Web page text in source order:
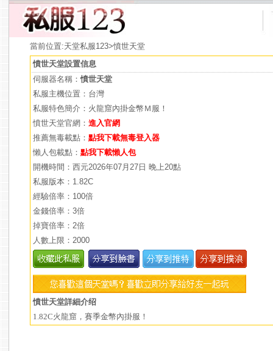
當前位置:天堂私服123>憤世天堂
憤世天堂設置信息
伺服器名稱：憤世天堂
私服主機位置：台灣
私服特色簡介：火龍窟內掛金幣Ｍ服！
憤世天堂官網： 進入官網
推薦無毒載點： 點我下載無毒登入器
懶人包載點： 點我下載懶人包
開機時間：西元2026年07月27日 晚上20點
私服版本：1.82C
經驗倍率：100倍
金錢倍率：3倍
掉寶倍率：2倍
人數上限：2000
憤世天堂詳細介绍
1.82C火龍窟，賽季金幣內掛服！